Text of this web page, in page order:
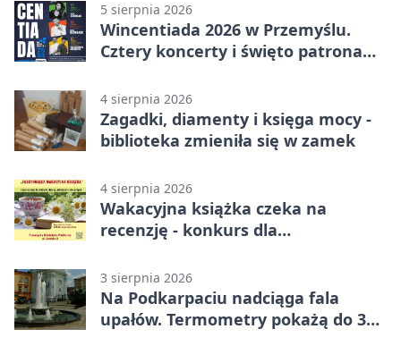
5 sierpnia 2026
Wincentiada 2026 w Przemyślu.
Cztery koncerty i święto patrona
4 sierpnia 2026
Zagadki, diamenty i księga mocy -
biblioteka zmieniła się w zamek
4 sierpnia 2026
Wakacyjna książka czeka na
recenzję - konkurs dla
3 sierpnia 2026
Na Podkarpaciu nadciąga fala
upałów. Termometry pokażą do 36